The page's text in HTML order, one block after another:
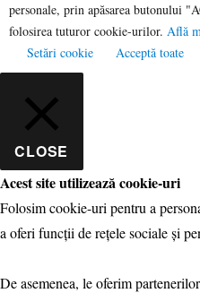
personale, prin apăsarea butonului
folosirea tuturor cookie-urilor. Află
Setări cookie
Acceptă toate
CLOSE
Acest site utilizează cookie-uri
Folosim cookie-uri pentru a
a oferi funcții de rețele sociale și
De asemenea, le oferim